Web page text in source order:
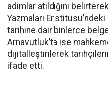
adımlar atıldığını
Yazmaları
tarihine dair binlerce
Arnavutluk’ta ise
dijitalleştirilerek
ifade etti.